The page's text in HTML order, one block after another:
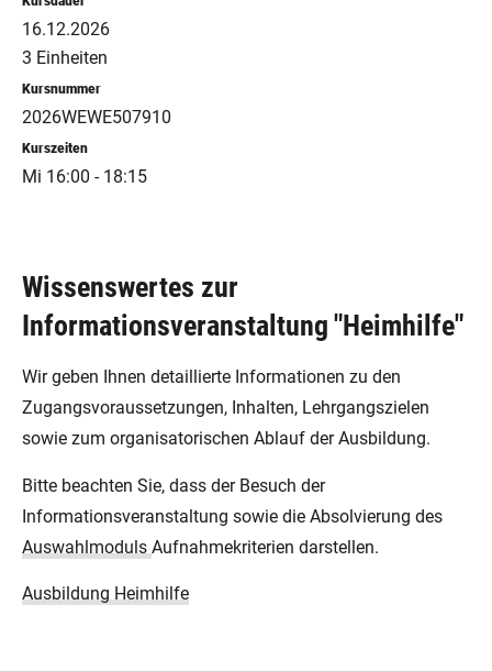
Wissenswertes zur
Informationsveranstaltung "Heimhilfe"
Wir geben Ihnen detaillierte Informationen zu den
Zugangsvoraussetzungen, Inhalten, Lehrgangszielen
sowie zum organisatorischen Ablauf der Ausbildung.
Bitte beachten Sie, dass der Besuch der
Informationsveranstaltung sowie die Absolvierung des
Auswahlmoduls Aufnahmekriterien darstellen.
Ausbildung Heimhilfe
16.12.2026
3 Einheiten
Kursnummer
2026WEWE507910
Kurszeiten
Mi 16:00 - 18:15